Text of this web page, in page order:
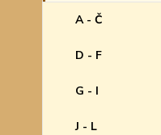
A - Č
D - F
G - I
J - L